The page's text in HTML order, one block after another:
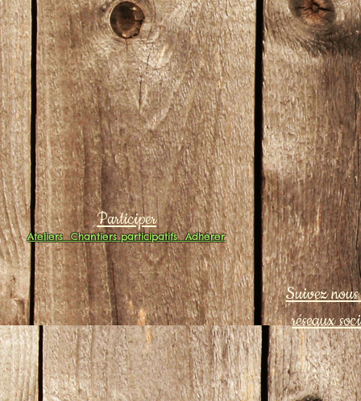
Participer
AteliersChantiers participatifsAdhérer
Suivez
réseaux